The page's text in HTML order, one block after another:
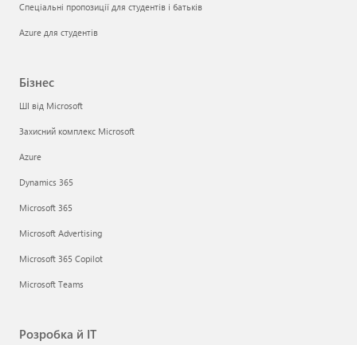
Спеціальні пропозиції для студентів і батьків
Azure для студентів
Бізнес
ШІ від Microsoft
Захисний комплекс Microsoft
Azure
Dynamics 365
Microsoft 365
Microsoft Advertising
Microsoft 365 Copilot
Microsoft Teams
Розробка й ІТ